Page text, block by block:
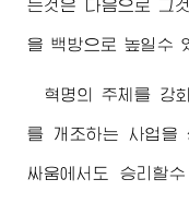
는것은 다음으로 그
을 백방으로 높일수
혁명의 주체를 강
를 개조하는 사업을
싸움에서도 승리할